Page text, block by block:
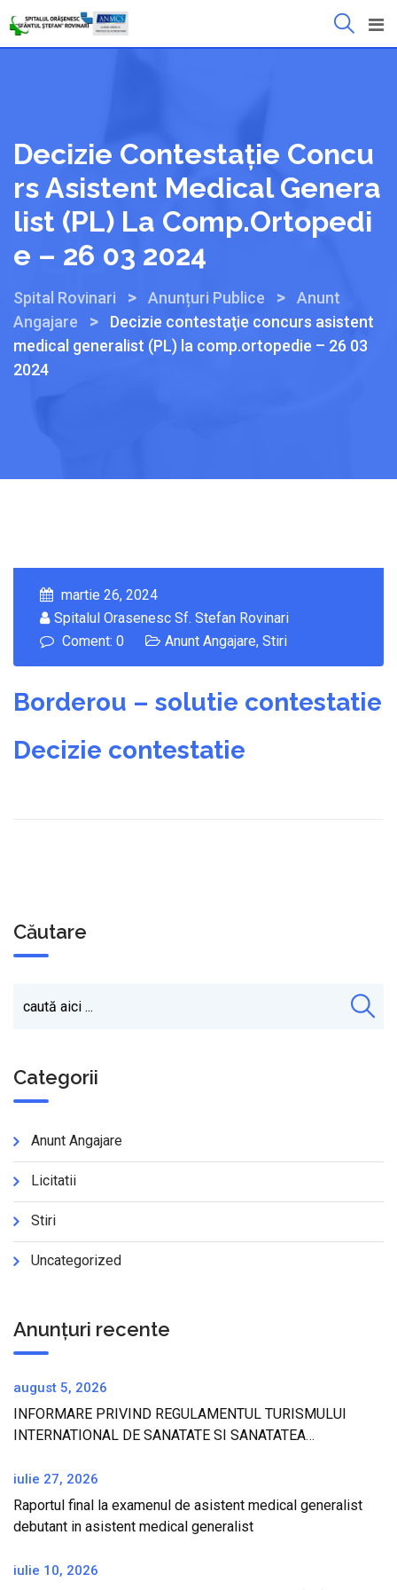
Decizie Contestaţie Concu
Rs Asistent Medical Genera
List (PL) La Comp.ortopedi
E – 26 03 2024
Spital Rovinari > Anunțuri Publice >
Anunt
Angajare
>
Decizie contestaţie concurs asistent
medical generalist (PL) la comp.ortopedie – 26 03
2024
martie 26, 2024
Spitalul Orasenesc Sf. Stefan Rovinari
Coment: 0
Anunt Angajare, Stiri
Borderou – solutie contestatie
Decizie contestatie
Căutare
Categorii
Anunt Angajare
Licitatii
Stiri
Uncategorized
Anunțuri recente
august 5, 2026
INFORMARE PRIVIND REGULAMENTUL TURISMULUI
INTERNATIONAL DE SANATATE SI SANATATEA
iulie 27, 2026
Raportul final la examenul de asistent medical generalist
debutant in asistent medical generalist
iulie 10, 2026